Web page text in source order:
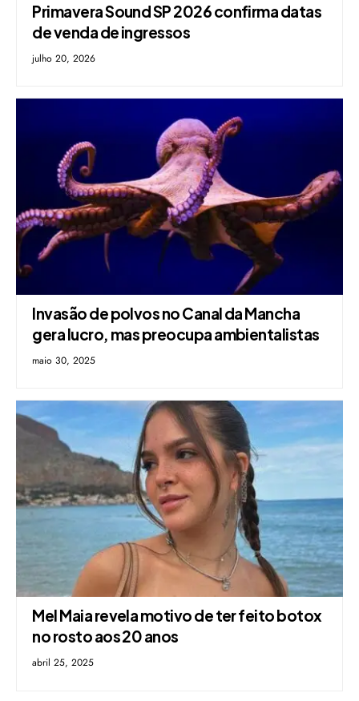
Primavera Sound SP 2026 confirma datas
de venda de ingressos
julho 20, 2026
Invasão de polvos no Canal da Mancha
gera lucro, mas preocupa ambientalistas
maio 30, 2025
Mel Maia revela motivo de ter feito botox
no rosto aos 20 anos
abril 25, 2025